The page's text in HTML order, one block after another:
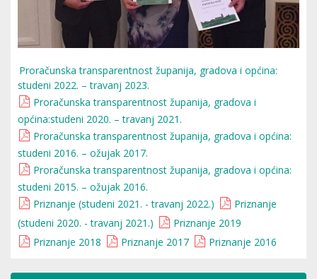
Proračunska transparentnost županija, gradova i općina:
studeni 2022. – travanj 2023.
Proračunska transparentnost županija, gradova i
općina:studeni 2020. – travanj 2021.
Proračunska transparentnost županija, gradova i općina:
studeni 2016. – ožujak 2017.
Proračunska transparentnost županija, gradova i općina:
studeni 2015. – ožujak 2016.
Priznanje (studeni 2021. - travanj 2022.)
Priznanje
(studeni 2020. - travanj 2021.)
Priznanje 2019
Priznanje 2018
Priznanje 2017 Priznanje 2016